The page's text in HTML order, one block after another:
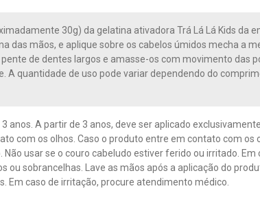
30g) da gelatina ativadora Trá Lá Lá Kids da
das mãos, e aplique sobre os cabelos úmidos mecha a
de dentes largos e amasse-os com movimento das
A quantidade de uso pode variar dependendo do
anos. A partir de 3 anos, deve ser aplicado
com os olhos. Caso o produto entre em contato com os
usar se o couro cabeludo estiver ferido ou irritado.
ou sobrancelhas. Lave as mãos após a aplicação do
Em caso de irritação, procure atendimento médico.